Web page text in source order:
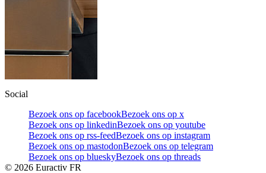
Social
Bezoek ons op facebookBezoek ons op x
Bezoek ons op linkedinBezoek ons op youtube
Bezoek ons op rss-feedBezoek ons op instagram
Bezoek ons op mastodonBezoek ons op telegram
Bezoek ons op blueskyBezoek ons op threads
© 2026 Euractiv FR